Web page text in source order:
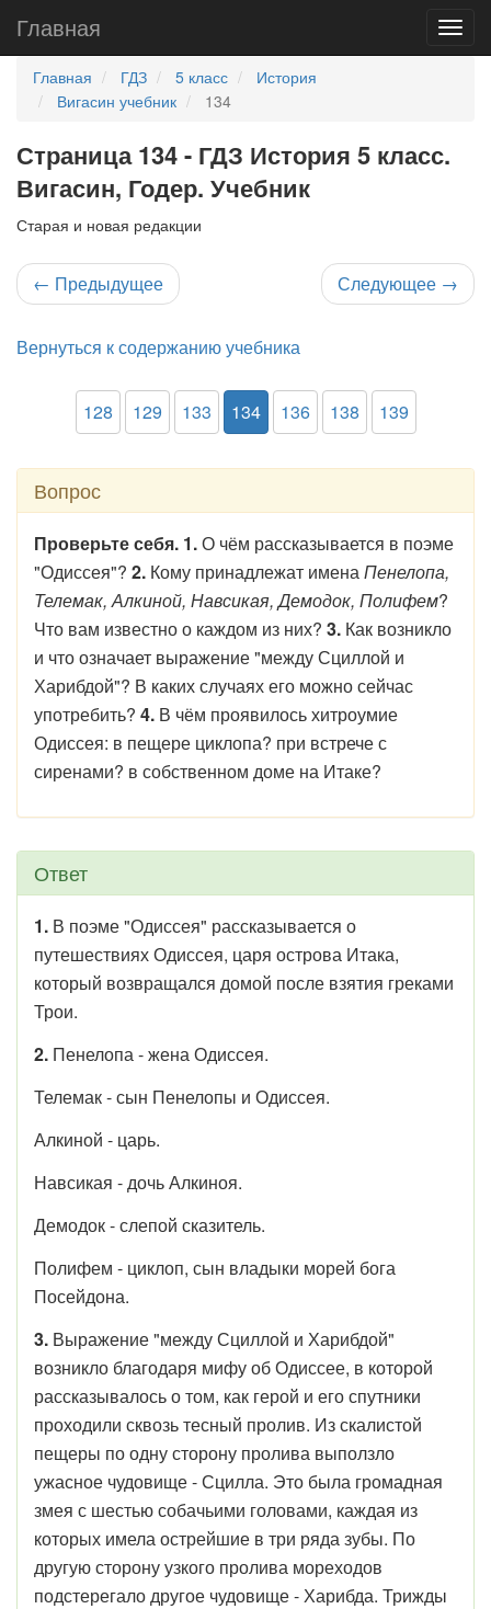
Главная
Главная ГДЗ 5 класс
История
Вигасин учебник
134
Страница 134 - ГДЗ История 5 класс.
Вигасин, Годер. Учебник
Старая и новая редакции
← Предыдущее Следующее →
Вернуться к содержанию учебника
128 129 133 134 136 138 139
Вопрос
Проверьте себя. 1.О чём рассказывается в поэме
"Одиссея"? 2. Кому принадлежат именаПенелопа,
Телемак, Алкиной, Навсикая, Демодок, Полифем?
Что вам известно о каждом из них? 3. Как возникло
и что означает выражение "между Сциллой и
Харибдой"? В каких случаях его можно сейчас
употребить? 4. В чём проявилось хитроумие
Одиссея: в пещере циклопа? при встрече с
сиренами? в собственном доме на Итаке?
Ответ
1. В поэме "Одиссея" рассказывается о
путешествиях Одиссея, царя острова Итака,
который возвращался домой после взятия греками
Трои.
2. Пенелопа - жена Одиссея.
Телемак - сын Пенелопы и Одиссея.
Алкиной - царь.
Навсикая - дочь Алкиноя.
Демодок - слепой сказитель.
Полифем - циклоп, сын владыки морей бога
Посейдона.
3. Выражение "между Сциллой и Харибдой"
возникло благодаря мифу об Одиссее, в которой
рассказывалось о том, как герой и его спутники
проходили сквозь тесный пролив. Из скалистой
пещеры по одну сторону пролива выползло
ужасное чудовище - Сцилла. Это была громадная
змея с шестью собачьими головами, каждая из
которых имела острейшие в три ряда зубы. По
другую сторону узкого пролива мореходов
подстерегало другое чудовище - Харибда. Трижды